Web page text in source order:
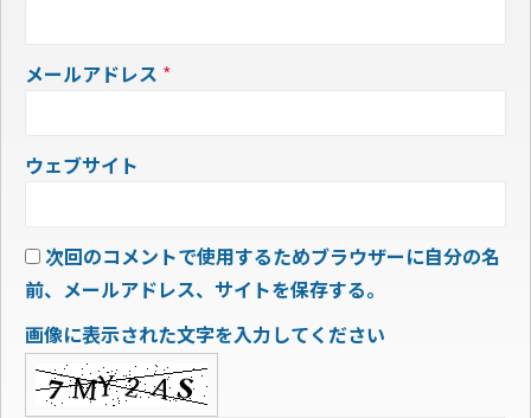
メールアドレス *
ウェブサイト
次回のコメントで使用するためブラウザーに自分の名
前、メールアドレス、サイトを保存する。
画像に表示された文字を入力してください